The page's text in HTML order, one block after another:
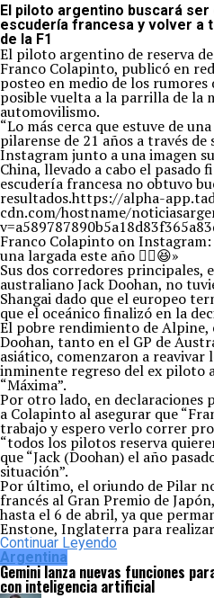
El piloto argentino buscará
escudería francesa y volver a
de la F1
El piloto argentino de reserva
Franco Colapinto, publicó en
posteo en medio de los
posible vuelta a la parrilla de la
automovilismo.
“Lo más cerca que estuve de
pilarense de 21 años a través
Instagram junto a una imagen
China, llevado a cabo el pasado
escudería francesa no obtuvo
resultados.https://alpha-
cdn.com/hostname/
Franco Colapinto on Instagram:
una largada este año ✌🏼😆»
Sus dos corredores principales,
australiano Jack Doohan, no
Shangai dado que el europeo
que el oceánico finalizó en la
El pobre rendimiento de
Doohan, tanto en el GP de
asiático, comenzaron a reavivar
inminente regreso del ex piloto
“Máxima”.
Por otro lado, en declaraciones
a Colapinto al asegurar que
trabajo y espero verlo correr
“todos los pilotos reserva
que “Jack (Doohan) el año
situación”.
Por último, el oriundo de Pilar
francés al Gran Premio de
hasta el 6 de abril, ya que
Enstone, Inglaterra para
Continuar Leyendo
Argentina
Gemini lanza nuevas funciones
con inteligencia artificial